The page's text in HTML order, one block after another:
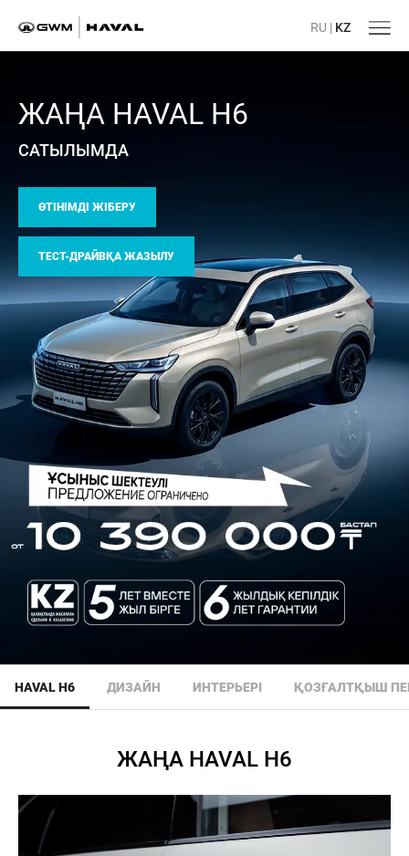
RU | KZ
ЖАҢА HAVAL H6
САТЫЛЫМДА
ӨТІНІМДІ ЖІБЕРУ
ТЕСТ-ДРАЙВҚА ЖАЗЫЛУ
HAVAL H6 ДИЗАЙН ИНТЕРЬЕРІ ҚОЗҒАЛТҚЫШ
ЖАҢА HAVAL H6